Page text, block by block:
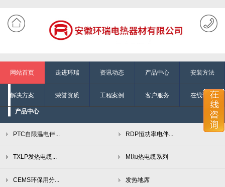
网站首页 走进环瑞 资讯动态 产品中心 安装方法
解决方案 荣誉资质 工程案例 客户服务 在线询单
产品中心
PTC自限温电伴... RDP恒功率电伴...
TXLP发热电缆... MI加热电缆系列
CEMS环保用分... 发热地席